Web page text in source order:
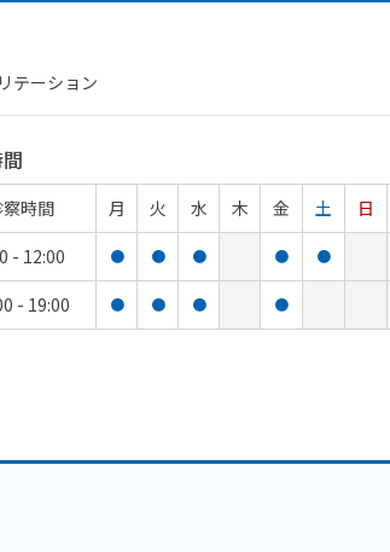
テーション
察時間 月 火 水 木 金 土
日
- 12:00
● ● ● ● ●
- 19:00 ● ● ● ●